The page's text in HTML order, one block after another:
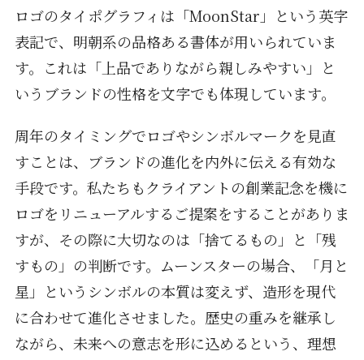
ロゴのタイポグラフィは「MoonStar」という英字
表記で、明朝系の品格ある書体が用いられていま
す。これは「上品でありながら親しみやすい」と
いうブランドの性格を文字でも体現しています。
周年のタイミングでロゴやシンボルマークを見直
すことは、ブランドの進化を内外に伝える有効な
手段です。私たちもクライアントの創業記念を機に
ロゴをリニューアルするご提案をすることがありま
すが、その際に大切なのは「捨てるもの」と「残
すもの」の判断です。ムーンスターの場合、「月と
星」というシンボルの本質は変えず、造形を現代
に合わせて進化させました。歴史の重みを継承し
ながら、未来への意志を形に込めるという、理想